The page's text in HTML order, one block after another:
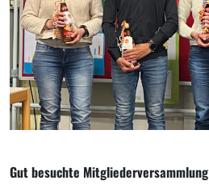
Gut besuchte Mitgliederversammlung